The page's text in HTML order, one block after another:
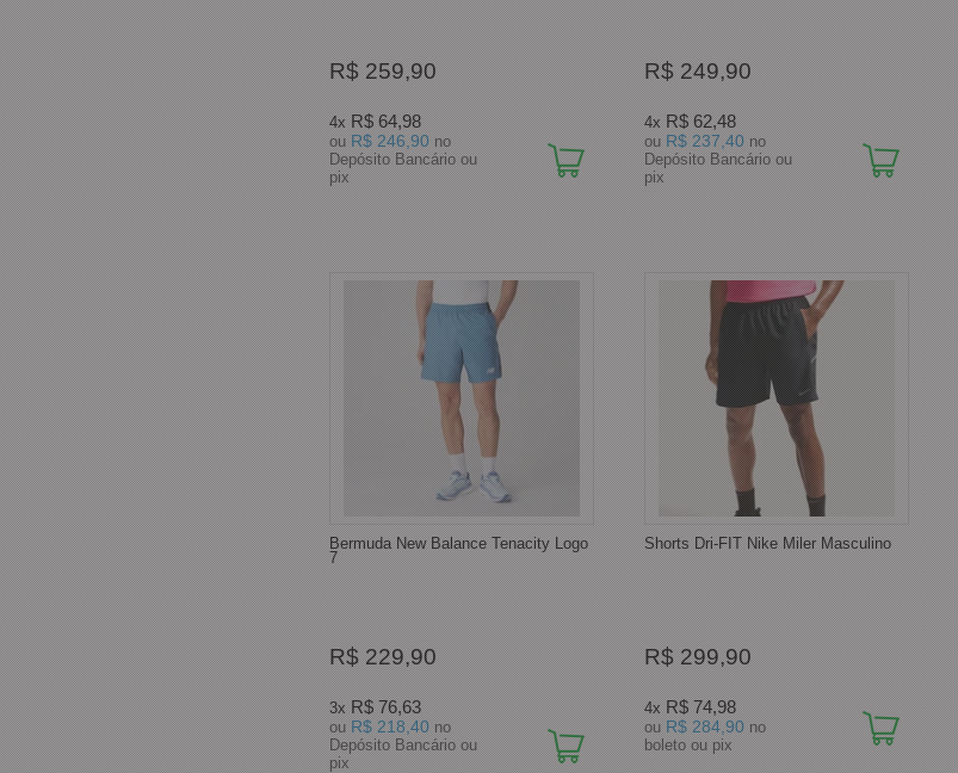
R$ 259,90
4x R$ 64,98
ou R$ 246,90 no
Depósito Bancário ou
pix
R$ 249,90
4x R$ 62,48
ou R$ 237,40 no
Depósito Bancário ou
pix
Bermuda New Balance Tenacity Logo
7
R$ 229,90
3x R$ 76,63
ou R$ 218,40 no
Depósito Bancário ou
pix
Shorts Dri-FIT Nike Miler Masculino
R$ 299,90
4x R$ 74,98
ou R$ 284,90 no
boleto ou pix